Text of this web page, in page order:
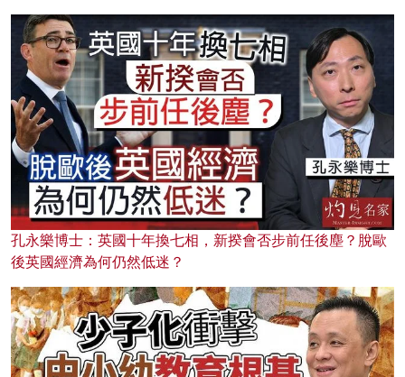
孔永樂博士：英國十年換七相，新揆會否步前任後塵？脫歐
後英國經濟為何仍然低迷？